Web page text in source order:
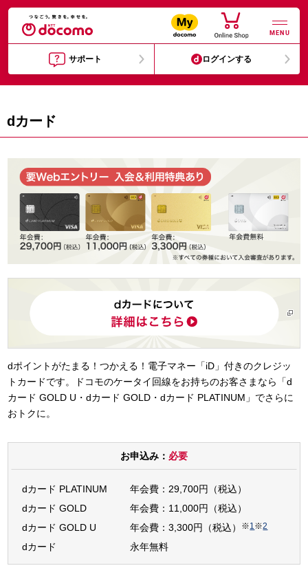
MENU
サポート ログインする
dカード
dポイントがたまる！つかえる！電子マネー「iD」付きのクレジッ
トカードです。ドコモのケータイ回線をお持ちのお客さまなら「d
カード GOLD U・dカード GOLD・dカード PLATINUM」でさらに
おトクに。
お申込み： 必要
dカード PLATINUM
年会費：29,700円（税込）
dカード GOLD
年会費：11,000円（税込）
dカード GOLD U
年会費：3,300円（税込） ※1※2
dカード 永年無料